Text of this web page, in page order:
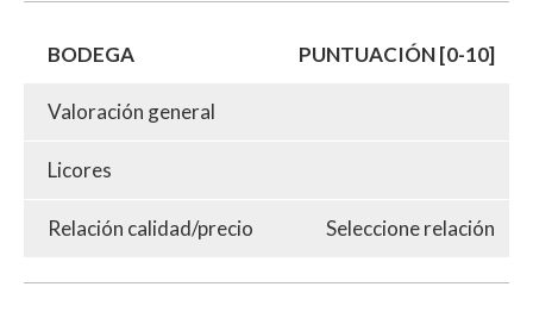
BODEGA PUNTUACIÓN [0-10]
Valoración general
Licores
Relación calidad/precio Seleccione relación